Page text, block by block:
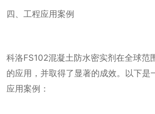
四、工程应用案例
科洛FS102混凝土防水密实剂在全球范
的应用，并取得了显著的成效。以下是
应用案例：